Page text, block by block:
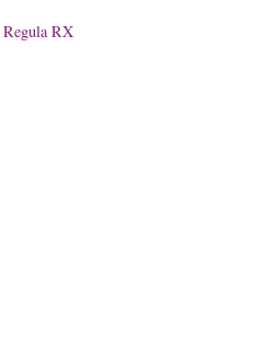
Regula RX